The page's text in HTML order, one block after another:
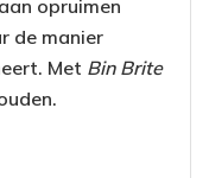
opruimen
de manier
Met Bin Brite